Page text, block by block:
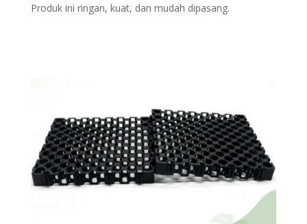
Produk ini ringan, kuat, dan mudah dipasang.